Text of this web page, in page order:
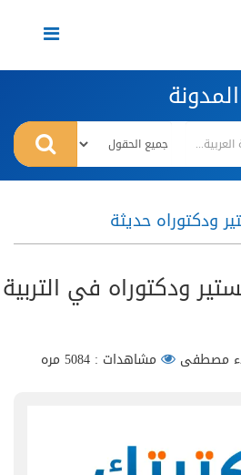
Toggle
navigation
المدونة
ودكتوراه حديثة
ودكتوراه في التربية
مصطفى مشاهدات : 5084 مره